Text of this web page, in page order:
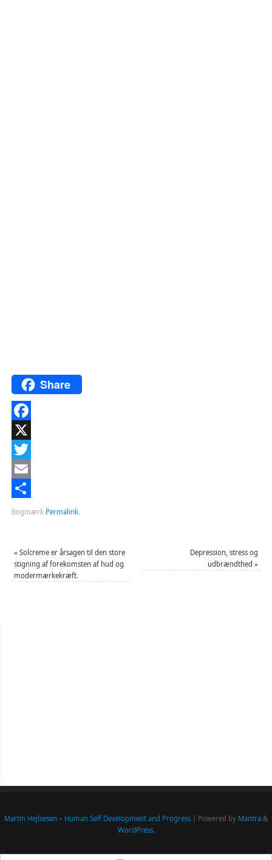
Share
Facebook
X
Twitter
Email
Del
Bogmærk Permalink.
« Solcreme er årsagen til den store
stigning af forekomsten af hud og
modermærkekræft.
Depression, stress og
udbrændthed»
Martin Hejlsesen – Human Self Development and Progress | Powered by Mantra &
WordPress.